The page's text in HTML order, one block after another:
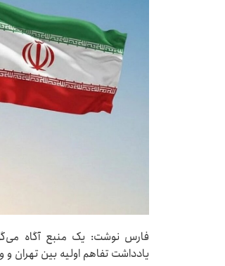
فارس نوشت: یک منبع آگاه
یادداشت تفاهم اولیه بین